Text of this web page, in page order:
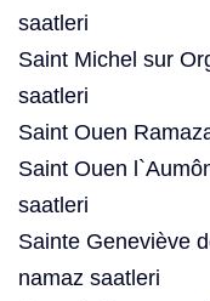
saatleri
Saint Michel sur
saatleri
Saint Ouen
Saint Ouen
saatleri
Sainte Geneviève
namaz saatleri